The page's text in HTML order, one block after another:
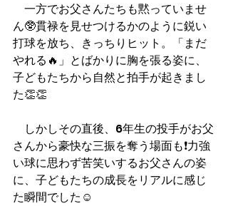
一方でお父さんたちも黙っていませ
ん🥸貫禄を見せつけるかのように鋭い
打球を放ち、きっちりヒット。「まだ
やれる🔥」とばかりに胸を張る姿に、
子どもたちから自然と拍手が起きまし
た👏👏
しかしその直後、6年生の投手がお父
さんから豪快な三振を奪う場面も❗️力強
い球に思わず苦笑いするお父さんの姿
に、子どもたちの成長をリアルに感じ
た瞬間でした☺️